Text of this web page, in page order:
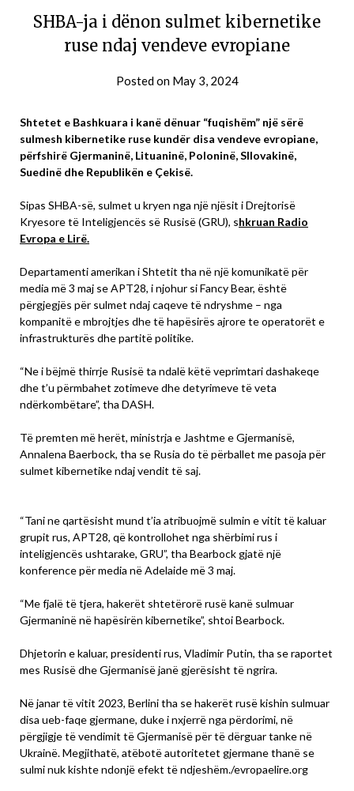
SHBA-ja i dënon sulmet kibernetike
ruse ndaj vendeve evropiane
Posted on May 3, 2024
Shtetet e Bashkuara i kanë dënuar “fuqishëm” një sërë
sulmesh kibernetike ruse kundër disa vendeve evropiane,
përfshirë Gjermaninë, Lituaninë, Poloninë, Sllovakinë,
Suedinë dhe Republikën e Çekisë.
Sipas SHBA-së, sulmet u kryen nga një njësit i Drejtorisë
Kryesore të Inteligjencës së Rusisë (GRU), shkruan Radio
Evropa e Lirë.
Departamenti amerikan i Shtetit tha në një komunikatë për
media më 3 maj se APT28, i njohur si Fancy Bear, është
përgjegjës për sulmet ndaj caqeve të ndryshme – nga
kompanitë e mbrojtjes dhe të hapësirës ajrore te operatorët e
infrastrukturës dhe partitë politike.
“Ne i bëjmë thirrje Rusisë ta ndalë këtë veprimtari dashakeqe
dhe t’u përmbahet zotimeve dhe detyrimeve të veta
ndërkombëtare”, tha DASH.
Të premten më herët, ministrja e Jashtme e Gjermanisë,
Annalena Baerbock, tha se Rusia do të përballet me pasoja për
sulmet kibernetike ndaj vendit të saj.
“Tani ne qartësisht mund t’ia atribuojmë sulmin e vitit të kaluar
grupit rus, APT28, që kontrollohet nga shërbimi rus i
inteligjencës ushtarake, GRU”, tha Bearbock gjatë një
konference për media në Adelaide më 3 maj.
“Me fjalë të tjera, hakerët shtetërorë rusë kanë sulmuar
Gjermaninë në hapësirën kibernetike”, shtoi Bearbock.
Dhjetorin e kaluar, presidenti rus, Vladimir Putin, tha se raportet
mes Rusisë dhe Gjermanisë janë gjerësisht të ngrira.
Në janar të vitit 2023, Berlini tha se hakerët rusë kishin sulmuar
disa ueb-faqe gjermane, duke i nxjerrë nga përdorimi, në
përgjigje të vendimit të Gjermanisë për të dërguar tanke në
Ukrainë. Megjithatë, atëbotë autoritetet gjermane thanë se
sulmi nuk kishte ndonjë efekt të ndjeshëm./evropaelire.org